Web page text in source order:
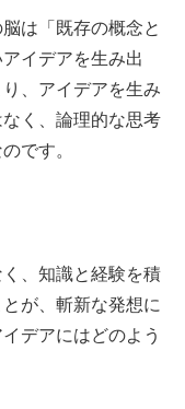
は「既存の概念と
イデアを生み出
、アイデアを生み
く、論理的な思考
です。
、知識と経験を積
が、斬新な発想に
デアにはどのよう